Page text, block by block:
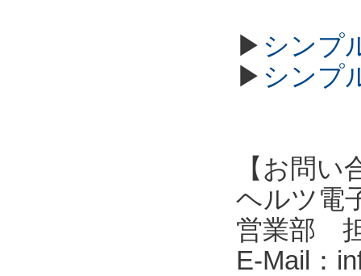
▶ シンプ
▶ シンプ
【お問い
ヘルツ電
営業部
E-Mail：